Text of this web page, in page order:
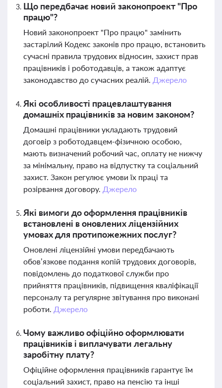
Що передбачає новий законопроект "Про
працю"?
Новий законопроект "Про працю" замінить
застарілий Кодекс законів про працю, встановить
сучасні правила трудових відносин, захист прав
працівників і роботодавців, а також адаптує
законодавство до сучасних реалій. Джерело
Які особливості працевлаштування
домашніх працівників за новим законом?
Домашні працівники укладають трудовий
договір з роботодавцем-фізичною особою,
мають визначений робочий час, оплату не нижчу
за мінімальну, право на відпустку та соціальний
захист. Закон регулює умови їх праці та
розірвання договору. Джерело
Які вимоги до оформлення працівників
встановлені в оновлених ліцензійних
умовах для протипожежних послуг?
Оновлені ліцензійні умови передбачають
обов’язкове подання копій трудових договорів,
повідомлень до податкової служби про
прийняття працівників, підвищення кваліфікації
персоналу та регулярне звітування про виконані
роботи. Джерело
Чому важливо офіційно оформлювати
працівників і виплачувати легальну
заробітну плату?
Офіційне оформлення працівників гарантує їм
соціальний захист, право на пенсію та інші